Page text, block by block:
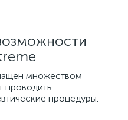
множеством
проводить
процедуры.